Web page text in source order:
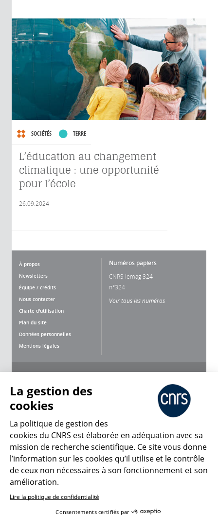
SOCIÉTÉS TERRE
L’éducation au changement
climatique : une opportunité
pour l’école
26.09.2024
À propos
Newsletters
Équipe / crédits
Nous contacter
Charte d'utilisation
Plan du site
Données personnelles
Mentions légales
Numéros papiers
CNRS lemag 324
n°324
Voir tous les numéros
CNRS Le Mag
© 2026, CNRS
Créer un compte Se connecter
Gestion des cookies
La gestion des
cookies
La politique de gestion des
cookies du CNRS est élaborée en adéquation avec sa
mission de recherche scientifique. Ce site vous donne
l’information sur les cookies qu’il utilise et le contrôle
de ceux non nécessaires à son fonctionnement et son
amélioration.
Lire la politique de confidentialité
Consentements certifiés par